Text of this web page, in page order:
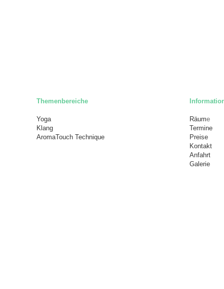
Themenbereiche
Yoga Räume
Klang
Termine
AromaTouch Technique
Preise
Kontakt
Anfahrt
Galerie